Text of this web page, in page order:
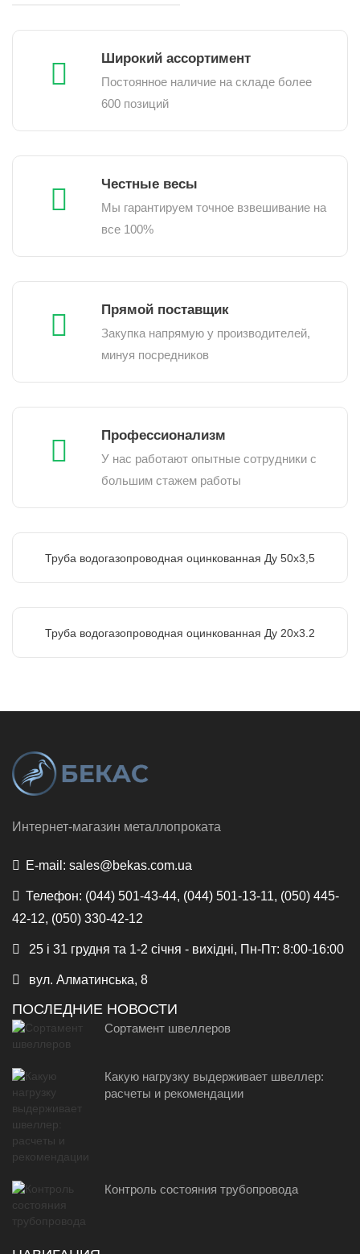
Широкий ассортимент
Постоянное наличие на складе более
600 позиций
Честные весы
Мы гарантируем точное взвешивание на
все 100%
Прямой поставщик
Закупка напрямую у производителей,
минуя посредников
Профессионализм
У нас работают опытные сотрудники с
большим стажем работы
Труба водогазопроводная оцинкованная Ду 50х3,5
Труба водогазопроводная оцинкованная Ду 20х3.2
Интернет-магазин металлопроката
E-mail: sales@bekas.com.ua
Телефон: (044) 501-43-44, (044) 501-13-11, (050) 445-
42-12, (050) 330-42-12
25 і 31 грудня та 1-2 січня - вихідні, Пн-Пт: 8:00-16:00
вул. Алматинська, 8
ПОСЛЕДНИЕ НОВОСТИ
Сортамент швеллеров
Какую нагрузку выдерживает швеллер:
расчеты и рекомендации
Контроль состояния трубопровода